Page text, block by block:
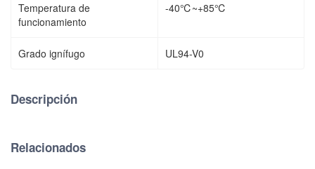
Temperatura de
funcionamiento
-40℃~+85℃
Grado ignífugo UL94-V0
Descripción
Relacionados